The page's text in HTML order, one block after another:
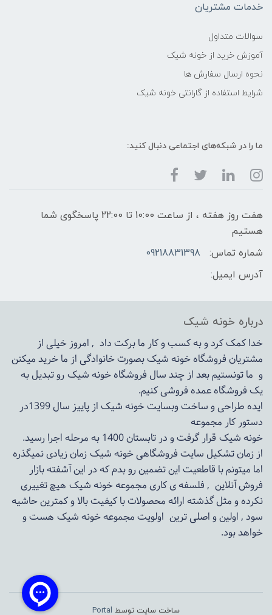
خدمات مشتریان
سوالات متداول
آموزش خرید از خونه شیک
نحوه ارسال سفارش ها
شرایط استفاده از گارانتی خونه شیک
ما را در شبکه‌های اجتماعی دنبال کنید:
هفت روز هفته ، از ساعت 10:00 تا 22:00 پاسخگوی شما
هستیم
شماره تماس:
09218831398
آدرس ایمیل:
درباره خونه شیک
خدا کمک کرد و به کسب و کار ما برکت داد , امروز خیلی از
مشتریان فروشگاه خونه شیک بصورت خانوادگی از ما خرید میکنن
و ما تونستیم بعد از چند سال فروشگاهخونه شیکرو تبدیل به
یک فروشگاه عمده فروشی کنیم.
ایده طراحی و ساخت وبسایت خونه شیک از پاییز سال 1399در
دستور کار مجموعه
خونه شیک قرار گرفت و در تابستان 1400 به مرحله اجرا رسید.
از زمان تشکیل سایت فروشگاهیخونه شیکزمان زیادی نمیگذره
اما میتونم با قاطعیت این تضمین رو بدم که در این آشفته بازار
فروش آنلاین , فلسفه ی کاری مجموعهخونه شیک هیچ تغییری
نکرده و مثل گذشته ارائه محصولات با کیفیت بالا و کمترین حاشیه
سود , اولین و اصلی ترین اولویت مجموعهخونه شیک هست و
خواهد بود.
ساخت سایت توسط Portal